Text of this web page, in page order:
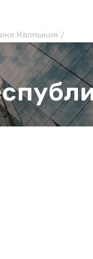
Калмыкия